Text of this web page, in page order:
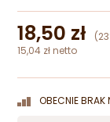
18,50 zł
15,04 zł netto
OBECNIE BRAK